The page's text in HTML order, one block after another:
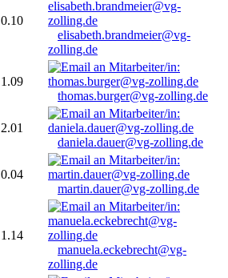
0.10
elisabeth.brandmeier@vg-
zolling.de
1.09
thomas.burger@vg-zolling.de
2.01
daniela.dauer@vg-zolling.de
0.04
martin.dauer@vg-zolling.de
1.14
manuela.eckebrecht@vg-
zolling.de